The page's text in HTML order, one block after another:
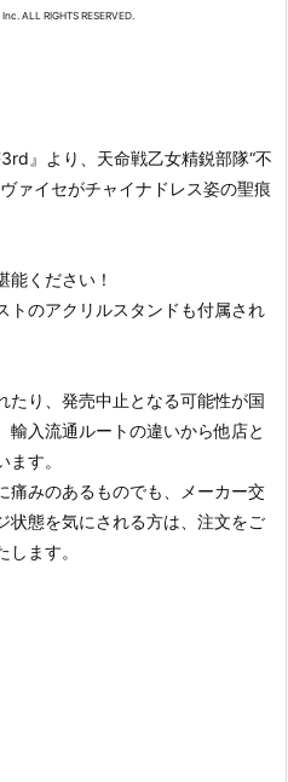
ALL RIGHTS RESERVED.
』より、天命戦乙女精鋭部隊“不
ァイセがチャイナドレス姿の聖痕
能ください！
トのアクリルスタンドも付属され
たり、発売中止となる可能性が国
輸入流通ルートの違いから他店と
す。
痛みのあるものでも、メーカー交
状態を気にされる方は、注文をご
ます。